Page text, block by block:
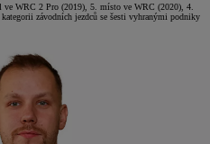
WRC 2 Pro (2019), 5. místo ve WRC (2020), 4.
závodních jezdců se šesti vyhranými podniky